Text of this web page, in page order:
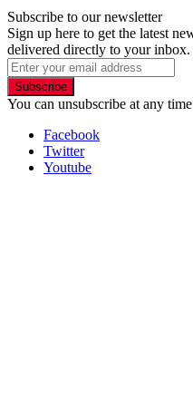
Subscribe to our newsletter
Sign up here to get the latest
delivered directly to your inbox.
Subscribe
You can unsubscribe at any time
Facebook
Twitter
Youtube